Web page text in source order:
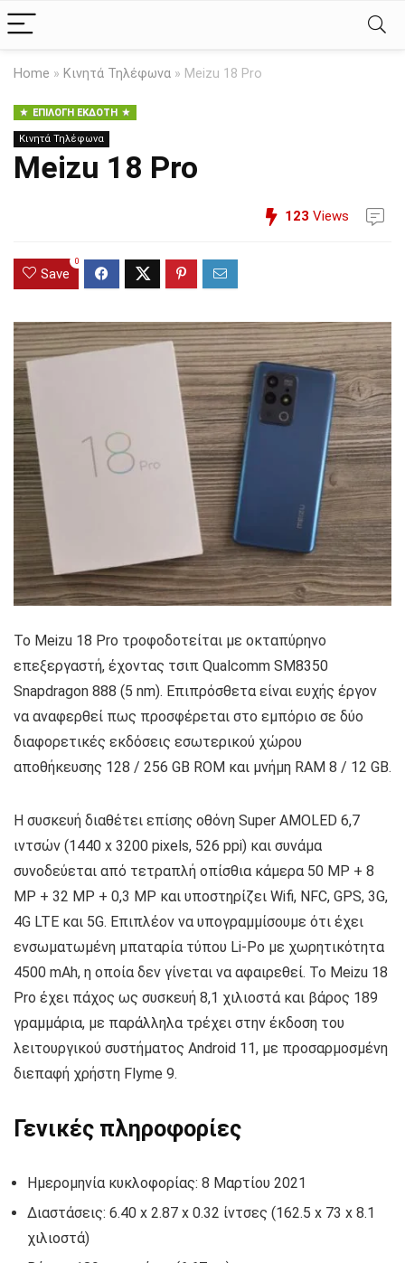
Home » Κινητά Τηλέφωνα » Meizu 18 Pro
ΕΠΙΛΟΓΉ ΕΚΔΌΤΗ
Κινητά Τηλέφωνα
Meizu 18 Pro
123 Views
Save
0
Το Meizu 18 Pro τροφοδοτείται με οκταπύρηνο
επεξεργαστή, έχοντας τσιπ Qualcomm SM8350
Snapdragon 888 (5 nm). Επιπρόσθετα είναι ευχής έργον
να αναφερθεί πως προσφέρεται στο εμπόριο σε δύο
διαφορετικές εκδόσεις εσωτερικού χώρου
αποθήκευσης 128 / 256 GB ROM και μνήμη RAM 8 / 12 GB.
Η συσκευή διαθέτει επίσης οθόνη Super AMOLED 6,7
ιντσών (1440 x 3200 pixels, 526 ppi) και συνάμα
συνοδεύεται από τετραπλή οπίσθια κάμερα 50 MP + 8
MP + 32 MP + 0,3 MP και υποστηρίζει Wifi, NFC, GPS, 3G,
4G LTE και 5G. Επιπλέον να υπογραμμίσουμε ότι έχει
ενσωματωμένη μπαταρία τύπου Li-Po με χωρητικότητα
4500 mAh, η οποία δεν γίνεται να αφαιρεθεί. Το Meizu 18
Pro έχει πάχος ως συσκευή 8,1 χιλιοστά και βάρος 189
γραμμάρια, με παράλληλα τρέχει στην έκδοση του
λειτουργικού συστήματος Android 11, με προσαρμοσμένη
διεπαφή χρήστη Flyme 9.
Γενικές πληροφορίες
Ημερομηνία κυκλοφορίας: 8 Μαρτίου 2021
Διαστάσεις: 6.40 x 2.87 x 0.32 ίντσες (162.5 x 73 x 8.1
χιλιοστά)